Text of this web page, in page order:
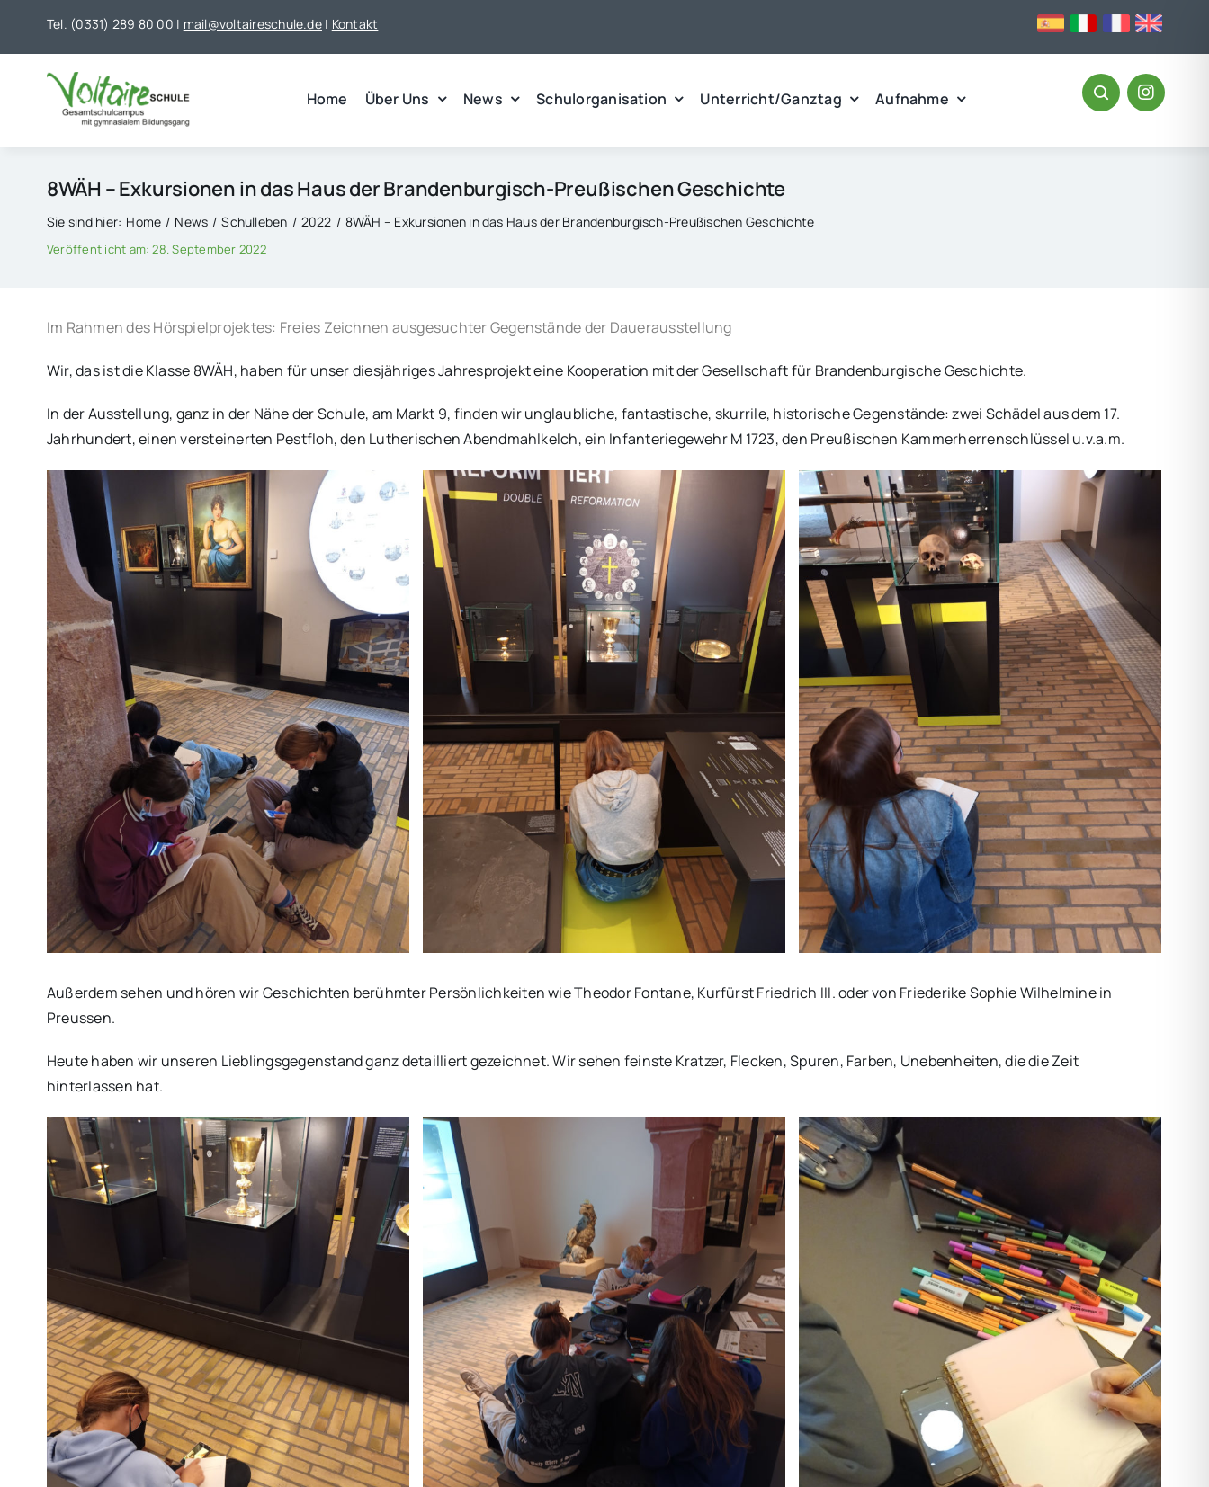
Tel. (0331) 289 80 00 | mail@voltaireschule.de| Kontakt
Home Über Uns News Schulorganisation Unterricht/Ganztag Aufnahme
8WÄH – Exkursionen in das Haus der Brandenburgisch-Preußischen Geschichte
Sie sind hier: Home News Schulleben 2022 8WÄH – Exkursionen in das Haus der Brandenburgisch-Preußischen Geschichte
Veröffentlicht am: 28. September 2022
Im Rahmen des Hörspielprojektes: Freies Zeichnen ausgesuchter Gegenstände der Dauerausstellung
Wir, das ist die Klasse 8WÄH, haben für unser diesjähriges Jahresprojekt eine Kooperation mit der Gesellschaft für Brandenburgische Geschichte.
In der Ausstellung, ganz in der Nähe der Schule, am Markt 9, finden wir unglaubliche, fantastische, skurrile, historische Gegenstände: zwei Schädel aus dem 17.
Jahrhundert, einen versteinerten Pestfloh, den Lutherischen Abendmahlkelch, ein Infanteriegewehr M 1723, den Preußischen Kammerherrenschlüssel u.v.a.m.
Außerdem sehen und hören wir Geschichten berühmter Persönlichkeiten wie Theodor Fontane, Kurfürst Friedrich III. oder von Friederike Sophie Wilhelmine in
Preussen.
Heute haben wir unseren Lieblingsgegenstand ganz detailliert gezeichnet. Wir sehen feinste Kratzer, Flecken, Spuren, Farben, Unebenheiten, die die Zeit
hinterlassen hat.